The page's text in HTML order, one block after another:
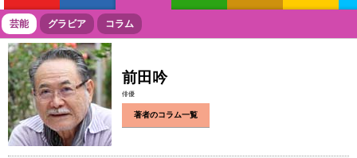
ボートレース 競輪 オートレース
芸能 グラビア コラム
前田吟
俳優
著者のコラム一覧